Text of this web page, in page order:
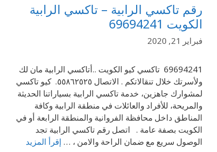
رقم تاكسي الرابية – تاكسي الرابية
الكويت 69694241
فبراير 21, 2020
69694241 تاكسي كيو الكويت ..أتاكسي الرابية مان لك
ولأسرتك خلال تنقالاتكم . الاتصال ٥٥٨٦٢٥٢٥. كيو تاكسي
لمشوارك جاهزين، خدمة تاكسي الرابية بسياراتنا الحديثة
والمريحة، للأفراد والعائلات في منطقة الرابية وكافة
المناطق داخل محافظة الفروانية والمنطقة الرابعة أو في
الكويت بصفة عامة . اتصل رقم تاكسي الرابية تجد
الوصول سريع مع ضمان الراحة والامن ، … إقرأ المزيد